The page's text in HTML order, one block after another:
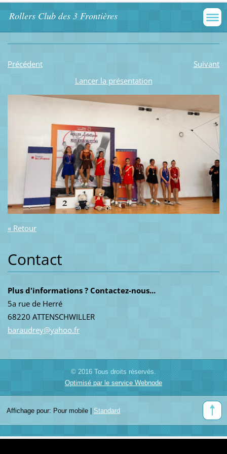
Rollers Club des 3 Frontières
Précédent
Suivant
Lancer la présentation
« Retour
Contact
Plus d'informations ? Contactez-nous...
5a rue de Herré
68220 ATTENSCHWILLER
baraudrey@yahoo.fr
© 2016 Tous droits réservés.
Optimisé par le service Webnode
Affichage pour: Pour mobile| Standard